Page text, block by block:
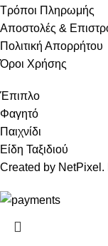
Τρόποι Πληρωμής
Αποστολές &
Πολιτική Απορρήτου
Όροι Χρήσης
Έπιπλο
Φαγητό
Παιχνίδι
Είδη Ταξιδιού
Created by